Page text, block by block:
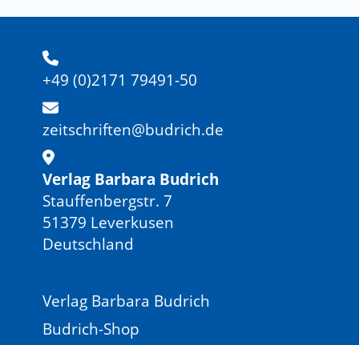
+49 (0)2171 79491-50
zeitschriften@budrich.de
Verlag Barbara Budrich
Stauffenbergstr. 7
51379 Leverkusen
Deutschland
Verlag Barbara Budrich
Budrich-Shop